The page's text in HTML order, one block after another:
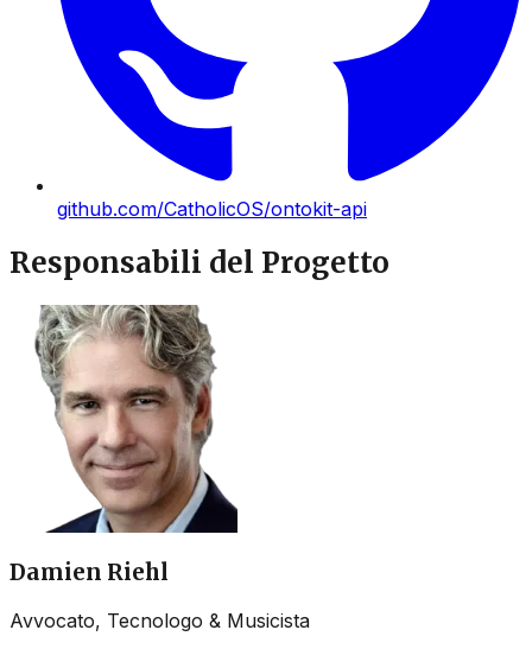
github.com/CatholicOS/ontokit-api
Responsabili del Progetto
Damien Riehl
Avvocato, Tecnologo & Musicista